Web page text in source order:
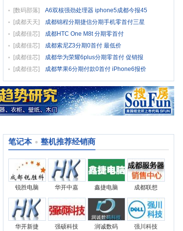
A6双核强劲处理器 iphone5成都今报45
[数码部落]
成都锦程分期捷信分期手机零首付三星
[成都天天]
成都HTC One M8t 分期零首付
[成都佳芯]
成都索尼Z3分期0首付 最低价
[成都佳芯]
成都华为荣耀6plus分期零首付 促销报
[成都佳芯]
成都苹果6分期付款0首付 iPhone6报价
[成都佳芯]
笔记本 整机推荐经销商
锐胜电脑 华开中嘉 鑫捷电脑 成都联想
华开新捷 强硕科技 润诚数码 强川科技